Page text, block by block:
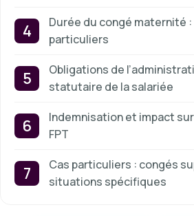
Durée du congé maternité
particuliers
Obligations de
statutaire de la salariée
Indemnisation et impact
FPT
Cas particuliers : congés
situations spécifiques